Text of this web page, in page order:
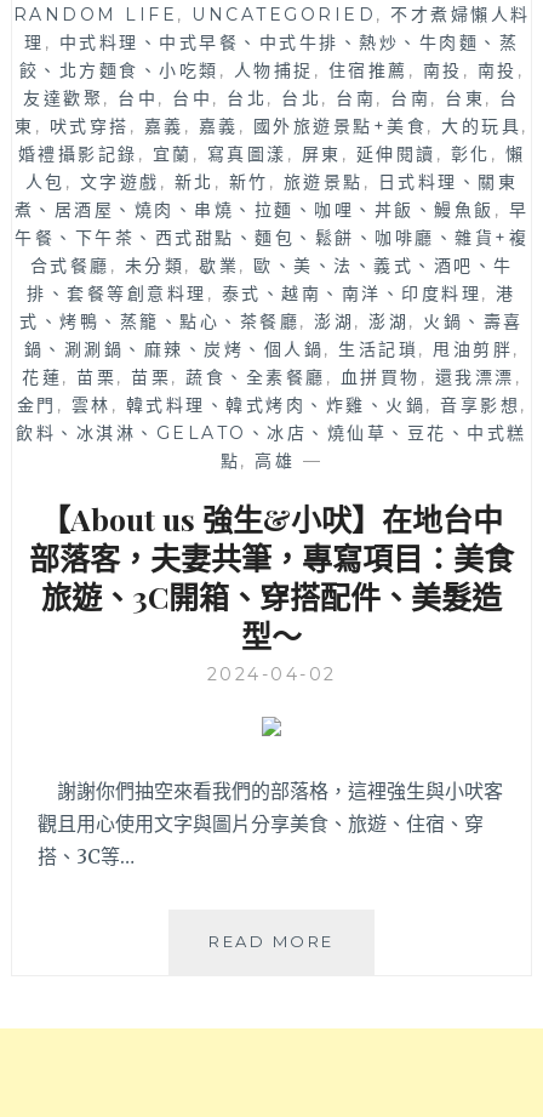
RANDOM LIFE , UNCATEGORIED , 不才煮婦懶人料
理 , 中式料理、中式早餐、中式牛排、熱炒、牛肉麵、蒸
餃、北方麵食、小吃類 , 人物捕捉 , 住宿推薦 , 南投 , 南投 ,
友達歡聚 , 台中 , 台中 , 台北 , 台北 , 台南, 台南, 台東, 台
東 , 吠式穿搭 , 嘉義 , 嘉義 , 國外旅遊景點+美食,大的玩具,
婚禮攝影記錄 , 宜蘭 , 寫真圖漾 , 屏東 , 延伸閱讀 , 彰化 , 懶
人包 , 文字遊戲 , 新北 , 新竹 , 旅遊景點 ,
日式料理、關東
煮、居酒屋、燒肉、串燒、拉麵、咖哩、丼飯、鰻魚飯 , 早
午餐、下午茶、西式甜點、麵包、鬆餅、咖啡廳、雜貨+複
合式餐廳 , 未分類, 歇業, 歐、美、法、義式、酒吧、牛
排、套餐等創意料理 , 泰式、越南、南洋、印度料理 ,港
式、烤鴨、蒸籠、點心、茶餐廳,澎湖 ,澎湖 , 火鍋、壽喜
鍋、涮涮鍋、麻辣、炭烤、個人鍋, 生活記瑣 , 甩油剪胖,
花蓮, 苗栗, 苗栗, 蔬食、全素餐廳 , 血拼買物 , 還我漂漂 ,
金門 , 雲林 , 韓式料理、韓式烤肉、炸雞、火鍋, 音享影想 ,
飲料、冰淇淋、GELATO、冰店、燒仙草、豆花、中式糕
點,高雄 —
【About us 強生&小吠】在地台中
部落客，夫妻共筆，專寫項目：美食
旅遊、3C開箱、穿搭配件、美髮造
型～
2024-04-02
謝謝你們抽空來看我們的部落格，這裡強生與小吠客
觀且用心使用文字與圖片分享美食、旅遊、住宿、穿
搭、3C等…
READ MORE